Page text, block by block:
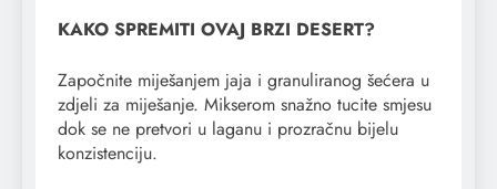
KAKO SPREMITI OVAJ BRZI DESERT?
Započnite miješanjem jaja i granuliranog šećera u
zdjeli za miješanje. Mikserom snažno tucite smjesu
dok se ne pretvori u laganu i prozračnu bijelu
konzistenciju.